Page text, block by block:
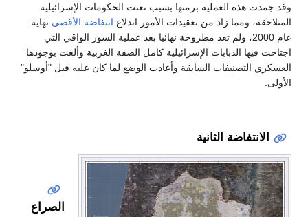
وقد جمدت هذه العملية برمتها بسبب تعنت الحكومات الإسرائيلية
المتلاحقة، ومما زاد من تعقيدات الأمور اندلاع انتفاضة الأقصى نهاية
عام 2000، ولم تعد مطروحة نهائيا بعد عملية السور الواقي التي
اجتاحت فيها الدبابات الإسرائيلية كامل الضفة الغربية وألغت بوجودها
العسكري التصنيفات السابقة وأعادت الوضع لما كان عليه قبل "أوسلو"
الأولى.
الانتفاضة الثانية
الصراع